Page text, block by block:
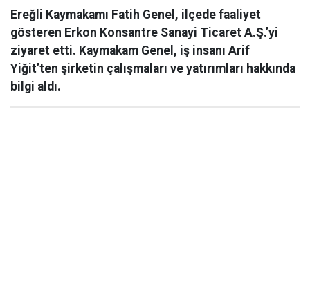
Ereğli Kaymakamı Fatih Genel, ilçede faaliyet
gösteren Erkon Konsantre Sanayi Ticaret A.Ş.’yi
ziyaret etti. Kaymakam Genel, iş insanı Arif
Yiğit’ten şirketin çalışmaları ve yatırımları hakkında
bilgi aldı.